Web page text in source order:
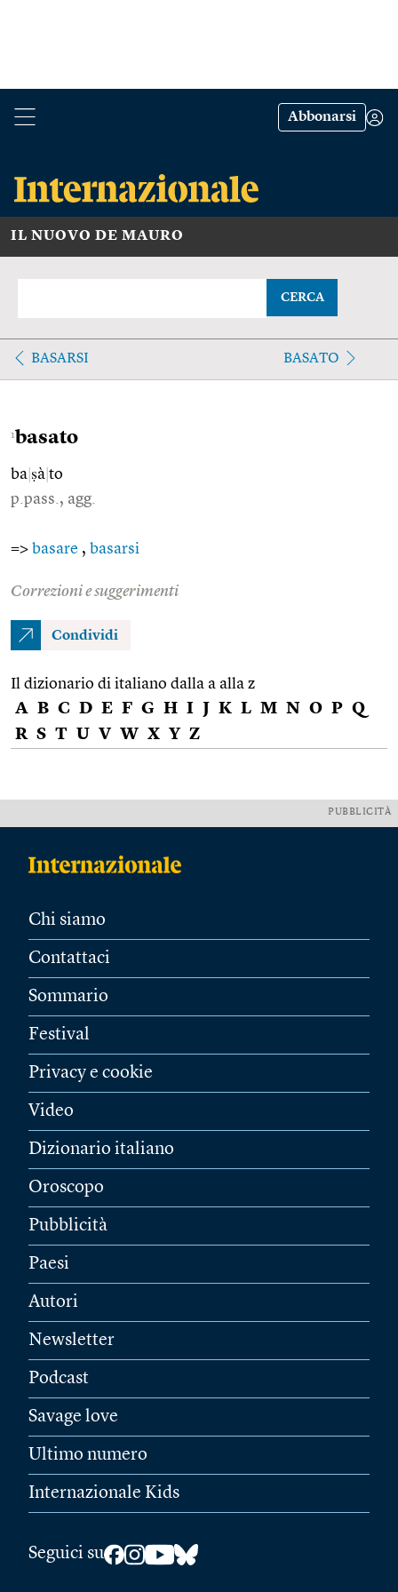
Abbonarsi
IL NUOVO DE MAURO
CERCA
BASARSI BASATO
1basato
ba ṣà to
p.pass., agg.
=> basare , basarsi
Correzioni e suggerimenti
Condividi
Il dizionario di italiano dalla a alla z
A B C D E F G H I J K L M N O P Q
R S T U V W X Y Z
PUBBLICITÀ
Chi siamo
Contattaci
Sommario
Festival
Privacy e cookie
Video
Dizionario italiano
Oroscopo
Pubblicità
Paesi
Autori
Newsletter
Podcast
Savage love
Ultimo numero
Internazionale Kids
Seguici su